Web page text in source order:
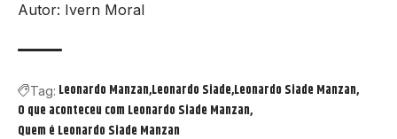
Autor: Ivern Moral
Tag: Leonardo Manzan Leonardo Siade Leonardo Siade Manzan
O que aconteceu com Leonardo Siade Manzan
Quem é Leonardo Siade Manzan